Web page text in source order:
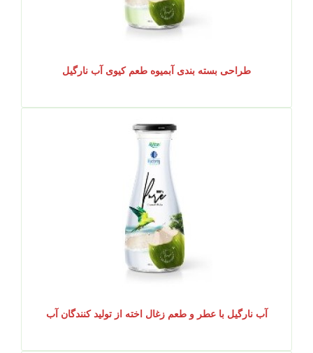
طراحی بسته بندی آبمیوه طعم کیوی آب نارگیل
آب نارگیل با عطر و طعم زغال اخته از تولید کنندگان آب